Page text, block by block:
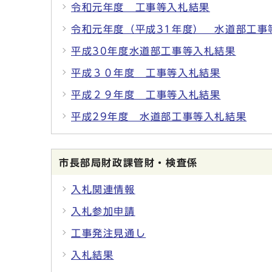
令和元年度 工事等入札結果
令和元年度（平成31年度） 水道部工事
平成30年度水道部工事等入札結果
平成３０年度 工事等入札結果
平成２９年度 工事等入札結果
平成29年度 水道部工事等入札結果
市長部局財政課管財・検査係
入札関連情報
入札参加申請
工事発注見通し
入札結果